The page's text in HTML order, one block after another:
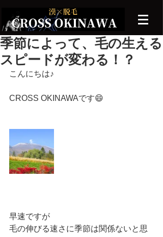
季節によって、毛の生える
スピードが変わる！？
こんにちは♪
CROSS OKINAWAです😄
早速ですが
毛の伸びる速さに季節は関係ないと思